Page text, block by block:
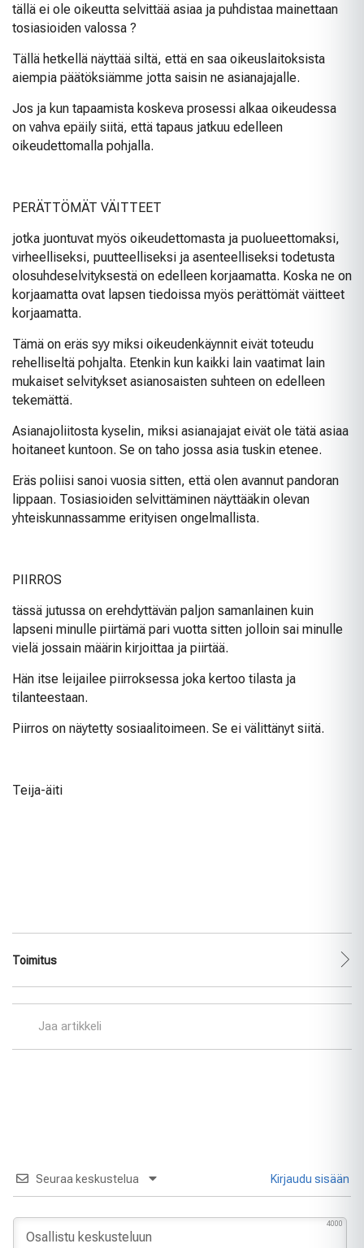
tällä ei ole oikeutta selvittää asiaa ja puhdistaa mainettaan
tosiasioiden valossa ?
Tällä hetkellä näyttää siltä, että en saa oikeuslaitoksista
aiempia päätöksiämme jotta saisin ne asianajajalle.
Jos ja kun tapaamista koskeva prosessi alkaa oikeudessa
on vahva epäily siitä, että tapaus jatkuu edelleen
oikeudettomalla pohjalla.
PERÄTTÖMÄT VÄITTEET
jotka juontuvat myös oikeudettomasta ja puolueettomaksi,
virheelliseksi, puutteelliseksi ja asenteelliseksi todetusta
olosuhdeselvityksestä on edelleen korjaamatta. Koska ne on
korjaamatta ovat lapsen tiedoissa myös perättömät väitteet
korjaamatta.
Tämä on eräs syy miksi oikeudenkäynnit eivät toteudu
rehelliseltä pohjalta. Etenkin kun kaikki lain vaatimat lain
mukaiset selvitykset asianosaisten suhteen on edelleen
tekemättä.
Asianajoliitosta kyselin, miksi asianajajat eivät ole tätä asiaa
hoitaneet kuntoon. Se on taho jossa asia tuskin etenee.
Eräs poliisi sanoi vuosia sitten, että olen avannut pandoran
lippaan. Tosiasioiden selvittäminen näyttääkin olevan
yhteiskunnassamme erityisen ongelmallista.
PIIRROS
tässä jutussa on erehdyttävän paljon samanlainen kuin
lapseni minulle piirtämä pari vuotta sitten jolloin sai minulle
vielä jossain määrin kirjoittaa ja piirtää.
Hän itse leijailee piirroksessa joka kertoo tilasta ja
tilanteestaan.
Piirros on näytetty sosiaalitoimeen. Se ei välittänyt siitä.
Teija-äiti
Toimitus
Jaa artikkeli
Seuraa keskustelua Kirjaudu sisään
4000